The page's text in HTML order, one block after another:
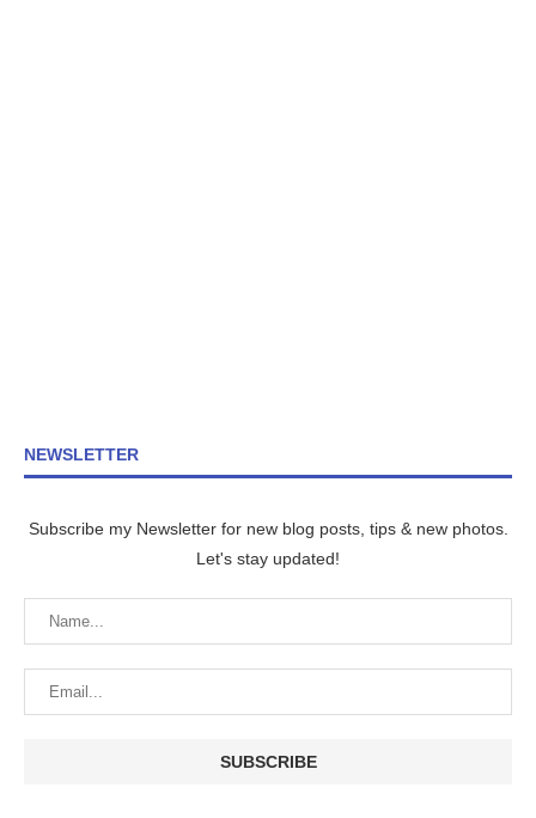
NEWSLETTER
Subscribe my Newsletter for new blog posts, tips & new photos.
Let's stay updated!